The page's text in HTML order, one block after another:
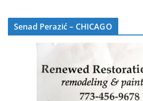
Senad Perazić – CHICAGO